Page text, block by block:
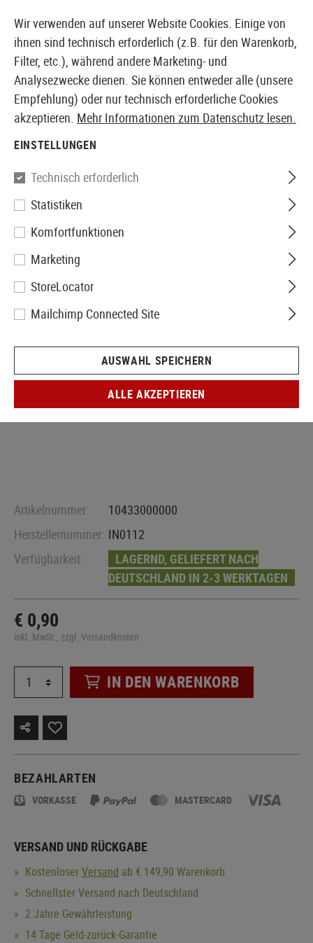
EUROPÄISCHER AIRSOFT SHOP & GROßHÄNDLER
Element
Piston Head O-Ring
Artikelnummer:
10433000000
Herstellernummer: IN0112
Verfügbarkeit:
LAGERND, GELIEFERT NACH
DEUTSCHLAND IN 2-3 WERKTAGEN
€ 0,90
inkl. MwSt., zzgl. Versandkosten
IN DEN WARENKORB
BEZAHLARTEN
VORKASSE MASTERCARD
VERSAND UND RÜCKGABE
KostenloserVersand ab € 149,90 Warenkorb
Schnellster Versand nach Deutschland
2 Jahre Gewährleistung
14 Tage Geld-zurück-Garantie
Wir verwenden auf unserer Website Cookies. Einige von
ihnen sind technisch erforderlich (z.B. für den Warenkorb,
Filter, etc.), während andere Marketing- und
Analysezwecke dienen. Sie können entweder alle (unsere
Empfehlung) oder nur technisch erforderliche Cookies
akzeptieren. Mehr Informationen zum Datenschutz lesen.
EINSTELLUNGEN
Technisch erforderlich
Statistiken
Komfortfunktionen
Marketing
StoreLocator
Mailchimp Connected Site
AUSWAHL SPEICHERN
ALLE AKZEPTIEREN